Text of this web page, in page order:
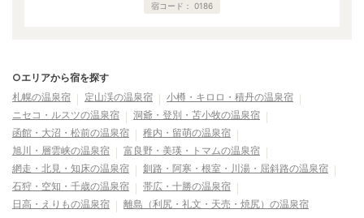
宿コード： 0186
○エリアから宿を探す
札幌の温泉宿
定山渓の温泉宿
小樽・キロロ・積丹の温泉宿
ニセコ・ルスツの温泉宿
洞爺・登別・苫小牧の温泉宿
函館・大沼・松前の温泉宿
稚内・留萌の温泉宿
旭川・層雲峡の温泉宿
富良野・美瑛・トマムの温泉宿
網走・北見・知床の温泉宿
釧路・阿寒・根室・川湯・屈斜路の温泉宿
石狩・空知・千歳の温泉宿
帯広・十勝の温泉宿
日高・えりもの温泉宿
離島（利尻・礼文・天売・焼尻）の温泉宿